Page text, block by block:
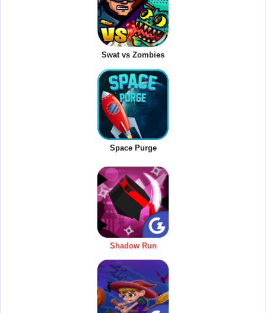
Swat vs Zombies
Space Purge
Shadow Run